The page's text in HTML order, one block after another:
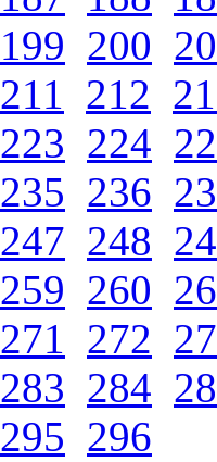
199 200
211 212
223 224
235 236
247 248
259 260
271 272
283 284
295 296